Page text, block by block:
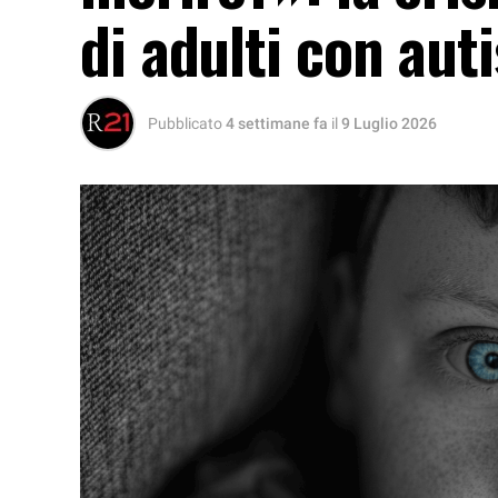
di adulti con
Pubblicato4 settimane fa il9 Luglio 2026